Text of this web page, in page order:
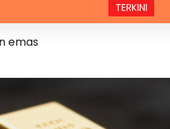
TERKINI
emas